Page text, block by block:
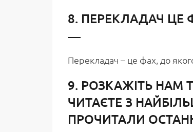
8. ПЕРЕКЛАДАЧ
Перекладач – це фах, до
9. РОЗКАЖІТЬ НАМ
ЧИТАЄТЕ З
ПРОЧИТАЛИ